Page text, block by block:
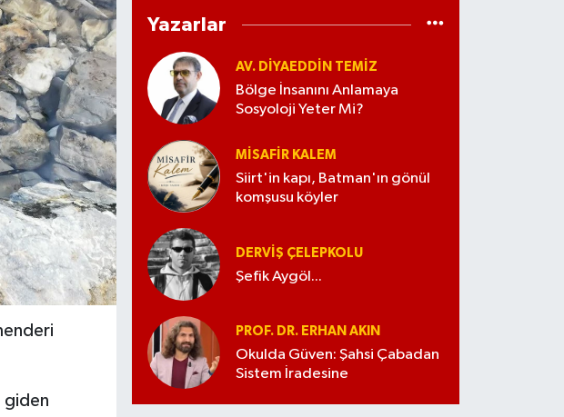
giden
Yazarlar
AV. DIYAEDDIN TEMIZ
Bölge İnsanını Anlamaya
Sosyoloji Yeter Mi?
MISAFIR KALEM
Siirt'in kapı, Batman'ın gönül
komşusu köyler
DERVIŞ ÇELEPKOLU
Şefik Aygöl...
PROF. DR. ERHAN AKIN
Okulda Güven: Şahsi Çabadan
Sistem İradesine